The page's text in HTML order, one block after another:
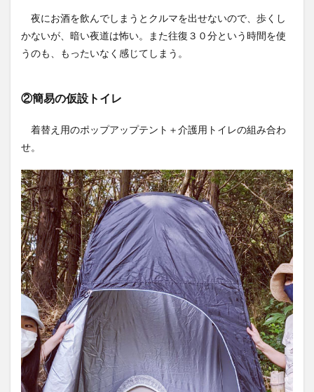
のアク
セス
2.0.2
づくり
小専
然放出
型トイ
レ
（仮）
の設置
場所
4
小専
用・自
然放出
型トイ
レ
（仮）
の設計
夜にお酒を飲んでしまうとクルマを出せないので、歩くし
かないが、暗い夜道は怖い。また往復３０分という時間を使
うのも、もったいなく感じてしまう。
②簡易の仮設トイレ
着替え用のポップアップテント＋介護用トイレの組み合わ
せ。